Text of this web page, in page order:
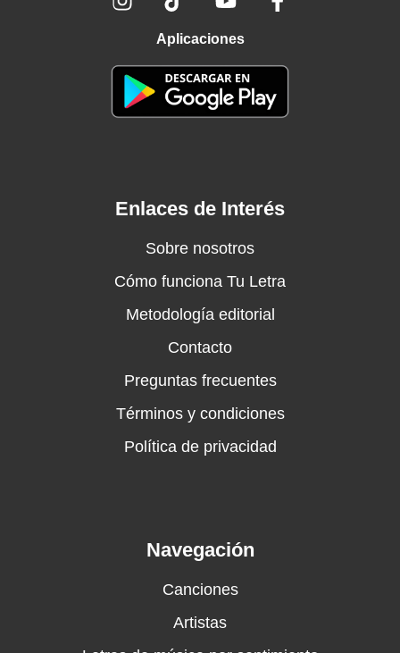
Aplicaciones
Enlaces de Interés
Sobre nosotros
Cómo funciona Tu Letra
Metodología editorial
Contacto
Preguntas frecuentes
Términos y condiciones
Política de privacidad
Navegación
Canciones
Artistas